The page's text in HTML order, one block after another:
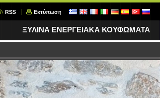
RSS Εκτύπωση
ΞΥΛΙΝΑ ΕΝΕΡΓΕΙΑΚΑ ΚΟΥΦΩΜΑΤΑ